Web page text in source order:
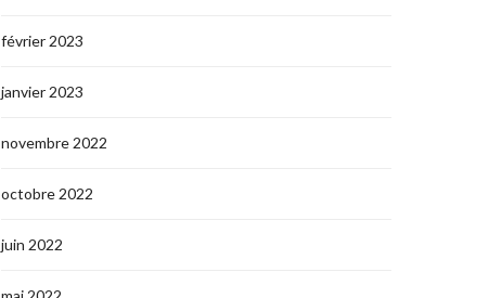
février 2023
janvier 2023
novembre 2022
octobre 2022
juin 2022